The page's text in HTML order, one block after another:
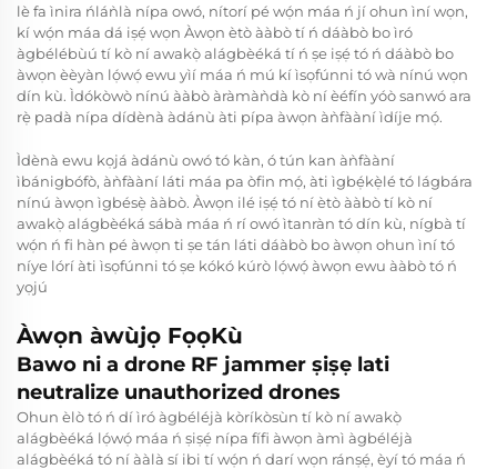
lè fa ìnira ńláǹlà nípa owó, nítorí pé wọ́n máa ń jí ohun ìní wọn,
kí wọ́n máa dá iṣẹ́ wọn Àwọn ètò ààbò tí ń dáàbò bo ìró
àgbélébùú tí kò ní awakọ̀ alágbèéká tí ń ṣe iṣẹ́ tó ń dáàbò bo
àwọn èèyàn lọ́wọ́ ewu yìí máa ń mú kí ìsọfúnni tó wà nínú wọn
dín kù. Ìdókòwò nínú ààbò àràmàǹdà kò ní èéfín yóò sanwó ara
rẹ̀ padà nípa dídènà àdánù àti pípa àwọn àǹfààní ìdíje mọ́.
Ìdènà ewu kọjá àdánù owó tó kàn, ó tún kan àǹfààní
ìbánigbófò, àǹfààní láti máa pa òfin mọ́, àti ìgbẹ́kẹ̀lé tó lágbára
nínú àwọn ìgbésẹ̀ ààbò. Àwọn ilé iṣẹ́ tó ní ètò ààbò tí kò ní
awakọ̀ alágbèéká sábà máa ń rí owó ìtanràn tó dín kù, nígbà tí
wọ́n ń fi hàn pé àwọn ti ṣe tán láti dáàbò bo àwọn ohun ìní tó
níye lórí àti ìsọfúnni tó ṣe kókó kúrò lọ́wọ́ àwọn ewu ààbò tó ń
yọjú
Àwọn àwùjọ FọọKù
Bawo ni a drone RF jammer ṣiṣẹ lati
neutralize unauthorized drones
Ohun èlò tó ń dí ìró àgbéléjà kòríkòsùn tí kò ní awakọ̀
alágbèéká lọ́wọ́ máa ń ṣiṣẹ́ nípa fífi àwọn àmì àgbéléjà
alágbèéká tó ní ààlà sí ibi tí wọ́n ń darí wọn ránṣẹ́, èyí tó máa ń